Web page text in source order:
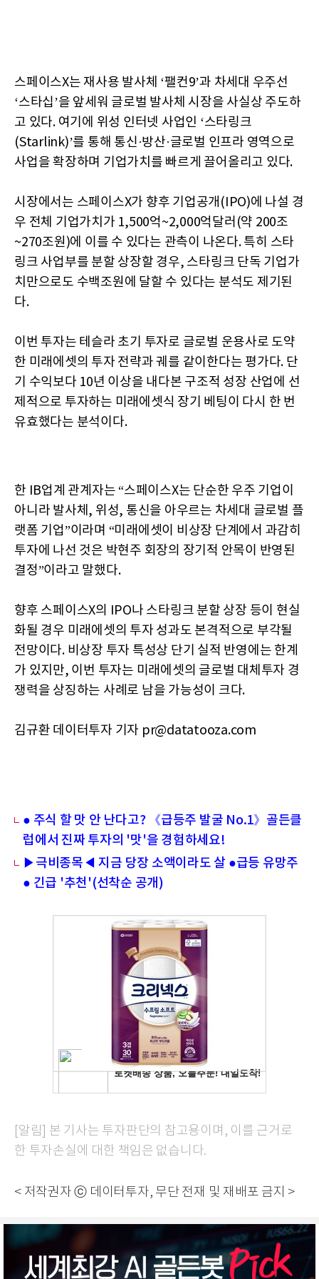
스페이스X는 재사용 발사체 ‘팰컨9’과 차세대 우주선
‘스타십’을 앞세워 글로벌 발사체 시장을 사실상 주도하
고 있다. 여기에 위성 인터넷 사업인 ‘스타링크
(Starlink)’를 통해 통신·방산·글로벌 인프라 영역으로
사업을 확장하며 기업가치를 빠르게 끌어올리고 있다.
시장에서는 스페이스X가 향후 기업공개(IPO)에 나설 경
우 전체 기업가치가 1,500억~2,000억달러(약 200조
~270조원)에 이를 수 있다는 관측이 나온다. 특히 스타
링크 사업부를 분할 상장할 경우, 스타링크 단독 기업가
치만으로도 수백조원에 달할 수 있다는 분석도 제기된
다.
이번 투자는 테슬라 초기 투자로 글로벌 운용사로 도약
한 미래에셋의 투자 전략과 궤를 같이한다는 평가다. 단
기 수익보다 10년 이상을 내다본 구조적 성장 산업에 선
제적으로 투자하는 미래에셋식 장기 베팅이 다시 한 번
유효했다는 분석이다.
한 IB업계 관계자는 “스페이스X는 단순한 우주 기업이
아니라 발사체, 위성, 통신을 아우르는 차세대 글로벌 플
랫폼 기업”이라며 “미래에셋이 비상장 단계에서 과감히
투자에 나선 것은 박현주 회장의 장기적 안목이 반영된
결정”이라고 말했다.
향후 스페이스X의 IPO나 스타링크 분할 상장 등이 현실
화될 경우 미래에셋의 투자 성과도 본격적으로 부각될
전망이다. 비상장 투자 특성상 단기 실적 반영에는 한계
가 있지만, 이번 투자는 미래에셋의 글로벌 대체투자 경
쟁력을 상징하는 사례로 남을 가능성이 크다.
김규환 데이터투자 기자 pr@datatooza.com
● 주식 할 맛 안 난다고? 《급등주 발굴 No.1》골든클
럽에서 진짜 투자의 '맛'을 경험하세요!
▶극비종목◀ 지금 당장 소액이라도 살 ●급등 유망주
● 긴급 '추천'(선착순 공개)
[알림] 본 기사는 투자판단의 참고용이며, 이를 근거로
한 투자손실에 대한 책임은 없습니다.
< 저작권자 ⓒ 데이터투자, 무단 전재 및 재배포 금지 >